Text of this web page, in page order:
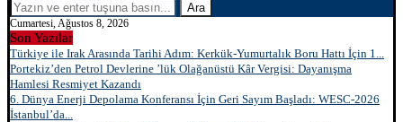
Ara
Cumartesi, Ağustos 8, 2026
Son Yazılar
Türkiye ile Irak Arasında Tarihi Adım: Kerkük-Yumurtalık Boru Hattı İçin 1...
Portekiz’den Petrol Devlerine ’lük Olağanüstü Kâr Vergisi: Dayanışma
Hamlesi Resmiyet Kazandı
6. Dünya Enerji Depolama Konferansı İçin Geri Sayım Başladı: WESC-2026
İstanbul’da...